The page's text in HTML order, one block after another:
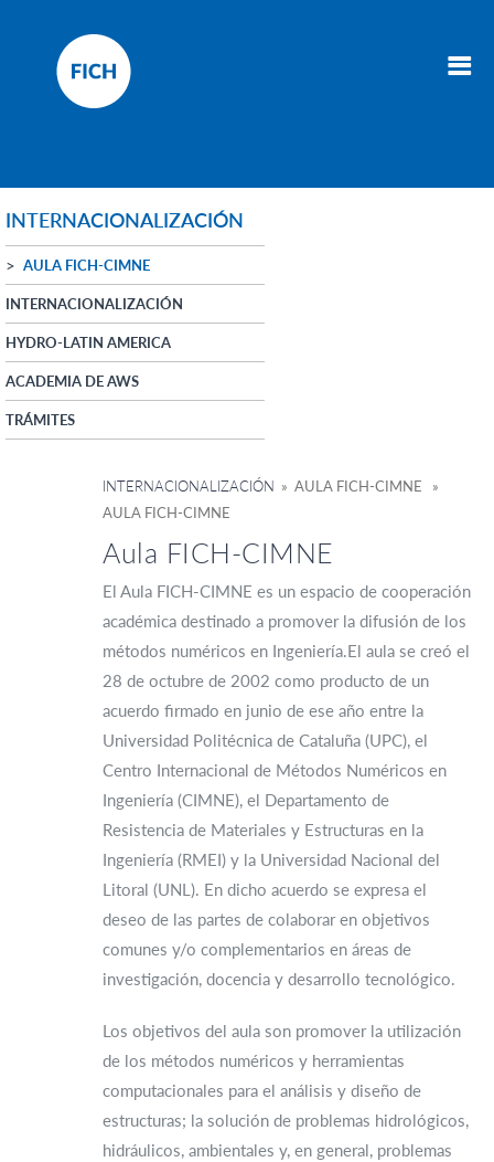
INTERNACIONALIZACIÓN
AULA FICH-CIMNE
INTERNACIONALIZACIÓN
HYDRO-LATIN AMERICA
ACADEMIA DE AWS
TRÁMITES
INTERNACIONALIZACIÓN » AULA FICH-CIMNE »
AULA FICH-CIMNE
Aula FICH-CIMNE
El Aula FICH-CIMNE es un espacio de cooperación
académica destinado a promover la difusión de los
métodos numéricos en Ingeniería.El aula se creó el
28 de octubre de 2002 como producto de un
acuerdo firmado en junio de ese año entre la
Universidad Politécnica de Cataluña (UPC), el
Centro Internacional de Métodos Numéricos en
Ingeniería (CIMNE), el Departamento de
Resistencia de Materiales y Estructuras en la
Ingeniería (RMEI) y la Universidad Nacional del
Litoral (UNL). En dicho acuerdo se expresa el
deseo de las partes de colaborar en objetivos
comunes y/o complementarios en áreas de
investigación, docencia y desarrollo tecnológico.
Los objetivos del aula son promover la utilización
de los métodos numéricos y herramientas
computacionales para el análisis y diseño de
estructuras; la solución de problemas hidrológicos,
hidráulicos, ambientales y, en general, problemas